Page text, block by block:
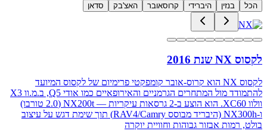
הכל בנזין היברידי קרוסאובר האצ'בק סדאן
לקסוס NX שנת 2016
לקסוס NX הוא קרוס‑אובר קומפקטי פרימיום של לקסוס המיועד
להתמודד מול המתחרים הגרמניים והאירופאיים כמו אודי Q5, ב.מ.וו X3
וולוו XC60. הוא הוצע ב‑2 גרסאות עיקריות — NX200t (2.0 טורבו)
ו‑NX300h (היבריד מבוסס RAV4/Camry) תוך שימת דגש על עיצוב
בולט, רמות אבזור גבוהות וחוויית יוקרה